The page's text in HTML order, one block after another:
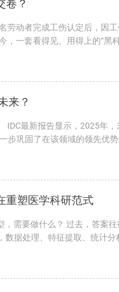
卷？
劳动者完成工伤认定后，因
一套看得见、用得上的“
来？
IDC最新报告显示，2025年
步巩固了在该领域的领先优
重塑医学科研范式
需要做什么？ 过去，答案
据处理、特征提取、统计